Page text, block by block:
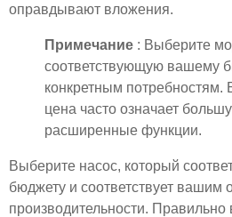
оправдывают вложения.
Примечание : Выберите
соответствующую вашему
конкретным потребностям.
цена часто означает
расширенные функции.
Выберите насос, который
бюджету и соответствует вашим
производительности.